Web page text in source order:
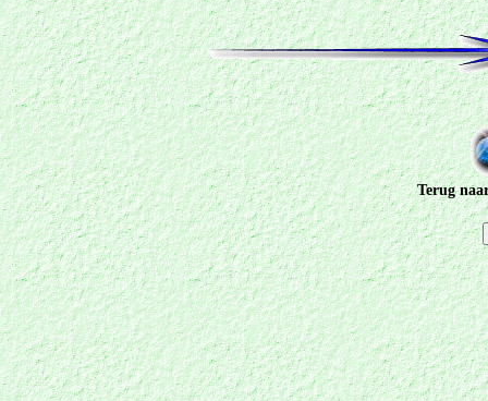
Terug